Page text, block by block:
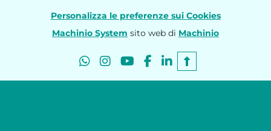
Personalizza le preferenze sui Cookies
Machinio System sito web di Machinio
whatsapp
instagram
youtube
facebook
linkedin